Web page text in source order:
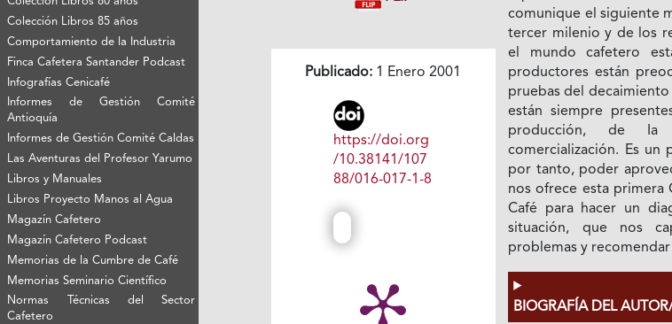
Colección Libros 85 años
Comportamiento de la Industria
Finca Cafetera Santander Podcast
Infografías Cenicafé
Informes de Gestión Comité
Antioquía
Informes de Gestión Comité Caldas
Las Aventuras del Profesor Yarumo
Libros y Manuales
Libros Proyecto Manos al Agua
Magazín Cafetero
Magazín Cafetero Podcast
Memorias de la Cumbre de Café
Memorias Seminario Científico
Normas Técnicas del Sector
Cafetero
Publicado: 1 Enero 2001
https://doi.org
/10.38141/107
88/016-017-1-8
comunique el siguiente
tercer milenio y de los
el mundo cafetero
productores están
pruebas del
están siempre
producción, de
comercialización. Es un
por tanto, poder
nos ofrece esta primera
Café para hacer un
situación, que nos
problemas y
BIOGRAFÍA DEL